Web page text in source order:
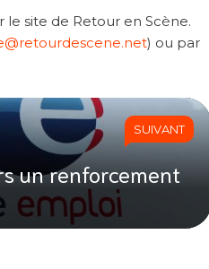
site de Retour en Scène.
) ou par
SUIVANT
un renforcement